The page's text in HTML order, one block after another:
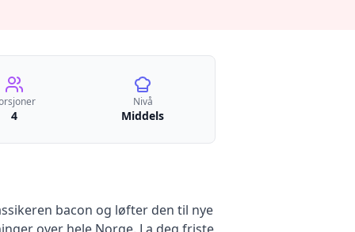
4
Nivå
Middels
bacon og løfter den til nye